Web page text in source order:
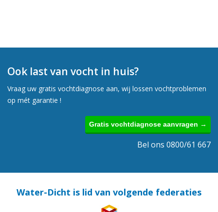
Ook last van vocht in huis?
Vraag uw gratis vochtdiagnose aan, wij lossen vochtproblemen
op mét garantie !
Gratis vochtdiagnose aanvragen →
Bel ons 0800/61 667
Water-Dicht is lid van volgende federaties